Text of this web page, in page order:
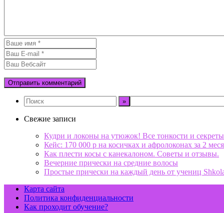
Свежие записи
Кудри и локоны на утюжок! Все тонкости и
Кейс: 170 000 р на косичках и афролоконах за 2
Как плести косы с канекалоном. Советы и отзывы.
Вечерние прически на средние волосы
Простые прически на каждый день от учениц
Карта сайта
Политика конфиденциальности
Как проходит обучение?